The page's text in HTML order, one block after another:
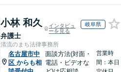
小林 和久
弁護士
インタビュ
ーを見る
岐阜県
清流のまち法律事務所
名古屋市中
区 からも相
面談方法(対面・
電話・ビデオな
営業時
間：本日